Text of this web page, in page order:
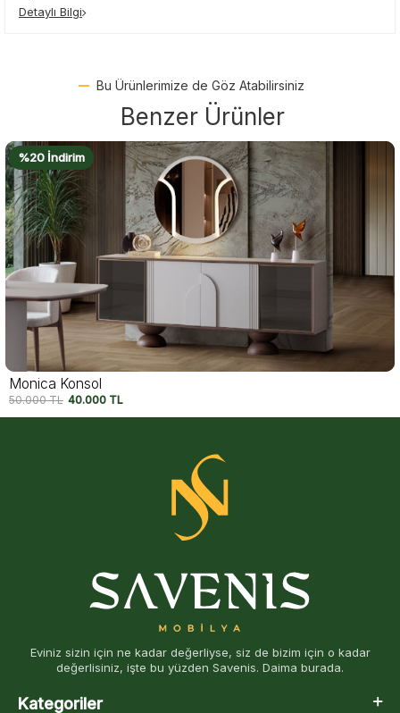
Detaylı Bilgi
Bu Ürünlerimize de Göz Atabilirsiniz
Benzer Ürünler
%22 İndirim
Felix Konsol
54.750TL 42.500TL
Eviniz sizin için ne kadar değerliyse, siz de bizim için o kadar
değerlisiniz, işte bu yüzden Savenis. Daima burada.
Kategoriler